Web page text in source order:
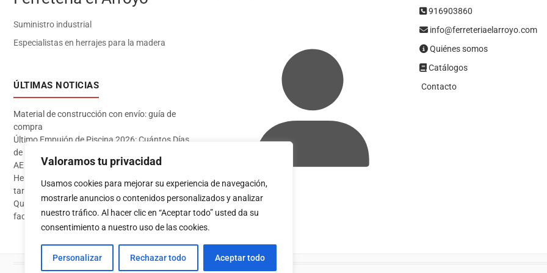
Valoramos tu privacidad
Usamos cookies para mejorar su experiencia de navegación,
mostrarle anuncios o contenidos personalizados y analizar
nuestro tráfico. Al hacer clic en “Aceptar todo” usted da su
consentimiento a nuestro uso de las cookies.
Personalizar Rechazar todo Aceptar todo
Suministro industrial
Especialistas en herrajes para la madera
ÚLTIMAS NOTICIAS
Material de construcción con envío: guía de
compra
Último Empujón de Piscina 2026: Cuántos Días
de Baño te Quedan en Madrid Sur (Datos
AEMET)
Herramientas imprescindibles para instalar
tarima flotante
Qué pintura usar en exterior: guía completa para
fachadas 2026
Acceder
916903860
info@ferreteriaelarroyo.com
Quiénes somos
Catálogos
Contacto